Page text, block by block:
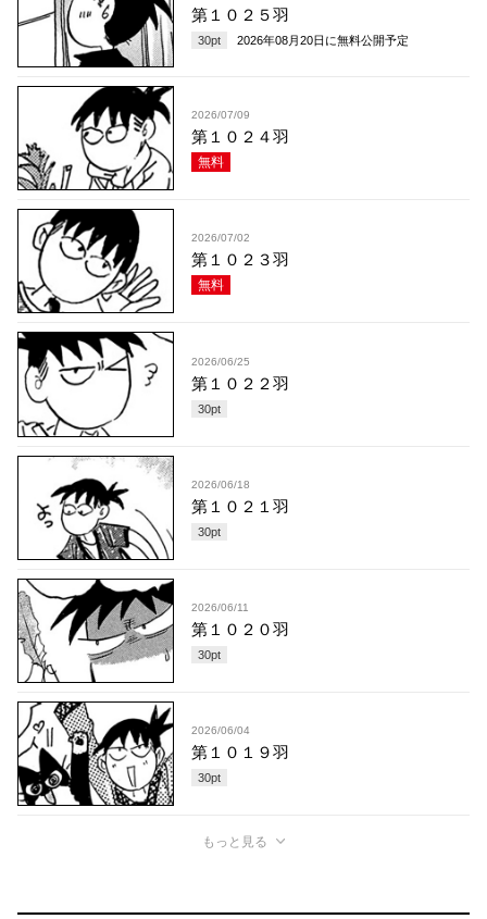
第１０２５羽
30pt 2026年08月20日 に無料公開予定
2026/07/09
第１０２４羽
無料
2026/07/02
第１０２３羽
無料
2026/06/25
第１０２２羽
30pt
2026/06/18
第１０２１羽
30pt
2026/06/11
第１０２０羽
30pt
2026/06/04
第１０１９羽
30pt
もっと見る